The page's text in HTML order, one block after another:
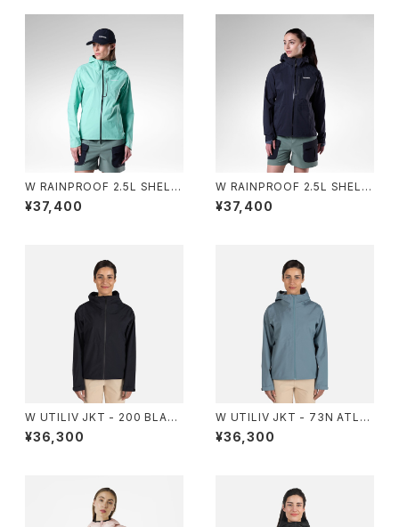
W RAINPROOF 2.5L SHELL
JKT - A25 JELLY MINT
¥37,400
W RAINPROOF 2.5L SHELL
JKT - 200 BLACK
¥37,400
W UTILIV JKT - 200 BLAC
K
¥36,300
W UTILIV JKT - 73N ATLA
NTIS
¥36,300